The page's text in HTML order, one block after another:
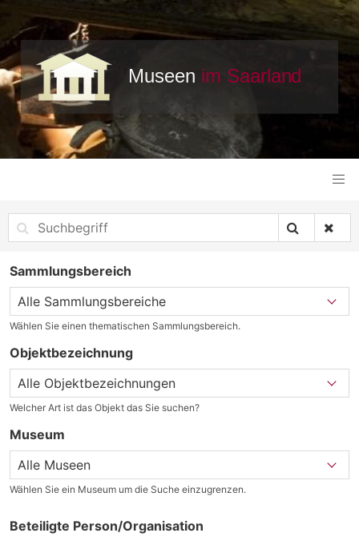
Sammlungsbereich
Wählen Sie einen thematischen Sammlungsbereich.
Objektbezeichnung
Welcher Art ist das Objekt das Sie suchen?
Museum
Wählen Sie ein Museum um die Suche einzugrenzen.
Beteiligte Person/Organisation